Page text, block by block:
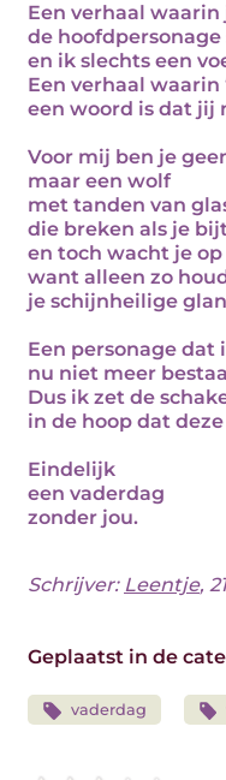
Een verhaal waarin
de
en ik slechts een
Een verhaal waarin
een woord is dat jij
Voor mij ben je
maar een wolf
met tanden van
die breken als je
en toch wacht je op
want alleen zo
je schijnheilige
Een personage dat
nu niet meer
Dus ik zet de
in de hoop dat
Eindelijk
een vaderdag
zonder jou.
Schrijver: Leentje,
Geplaatst in de
vaderdag